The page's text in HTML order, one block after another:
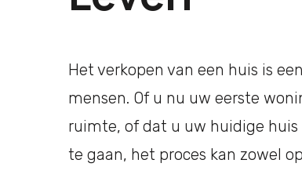
Het verkopen van een huis is
mensen. Of u nu uw eerste
ruimte, of dat u uw huidige
te gaan, het proces kan zowel